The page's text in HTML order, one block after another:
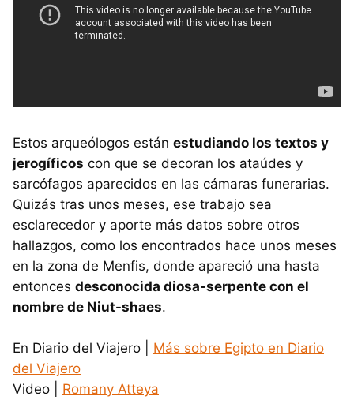
Estos arqueólogos están estudiando los textos y
jerogíficos con que se decoran los ataúdes y
sarcófagos aparecidos en las cámaras funerarias.
Quizás tras unos meses, ese trabajo sea
esclarecedor y aporte más datos sobre otros
hallazgos, como los encontrados hace unos meses
en la zona de Menfis, donde apareció una hasta
entonces desconocida diosa-serpente con el
nombre de Niut-shaes.
En Diario del Viajero | Más sobre Egipto en Diario
del Viajero
Video | Romany Atteya